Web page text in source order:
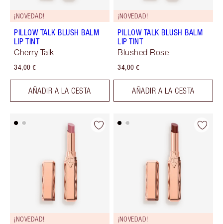
¡NOVEDAD!
PILLOW TALK BLUSH BALM
LIP TINT
Cherry Talk
34,00 €
AÑADIR A LA CESTA
¡NOVEDAD!
PILLOW TALK BLUSH BALM
LIP TINT
Blushed Rose
34,00 €
AÑADIR A LA CESTA
¡NOVEDAD! ¡NOVEDAD!